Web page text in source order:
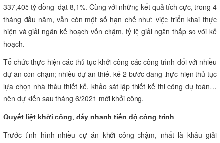
337,405 tỷ đồng, đạt 8,1%. Cùng với những kết quả tích cực, trong 4
tháng đầu năm, vẫn còn một số hạn chế như: việc triển khai thực
hiện và giải ngân kế hoạch vốn chậm, tỷ lệ giải ngân thấp so với kế
hoạch.
Tổ chức thực hiện các thủ tục khởi công các công trình đối với nhiều
dự án còn chậm; nhiều dự án thiết kế 2 bước đang thực hiện thủ tục
lựa chọn nhà thầu thiết kế, khảo sát lập thiết kế thi công dự toán…
nên dự kiến sau tháng 6/2021 mới khởi công.
Quyết liệt khởi công, đẩy nhanh tiến độ công trình
Trước tình hình nhiều dự án khởi công chậm, nhất là khâu giải